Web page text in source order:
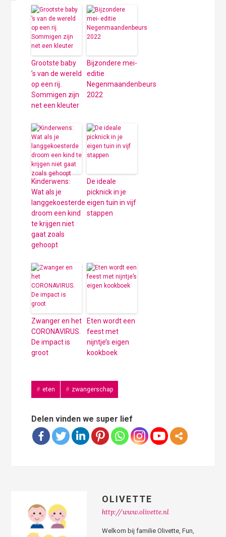
Grootste baby
’s van de wereld
op een rij.
Sommigen zijn
net een kleuter
Bijzondere mei-
editie
Negenmaandenbeurs
2022
Kinderwens:
Wat als je
langgekoesterde
droom een kind
te krijgen niet
gaat zoals
gehoopt
De ideale
picknick in je
eigen tuin in vijf
stappen
Zwanger en het
CORONAVIRUS.
De impact is
groot
Eten wordt een
feest met
nijntje’s eigen
kookboek
eten zwangerschap
Delen vinden we super lief
OLIVETTE
http://www.olivette.nl
Welkom bij familie Olivette, Fun,